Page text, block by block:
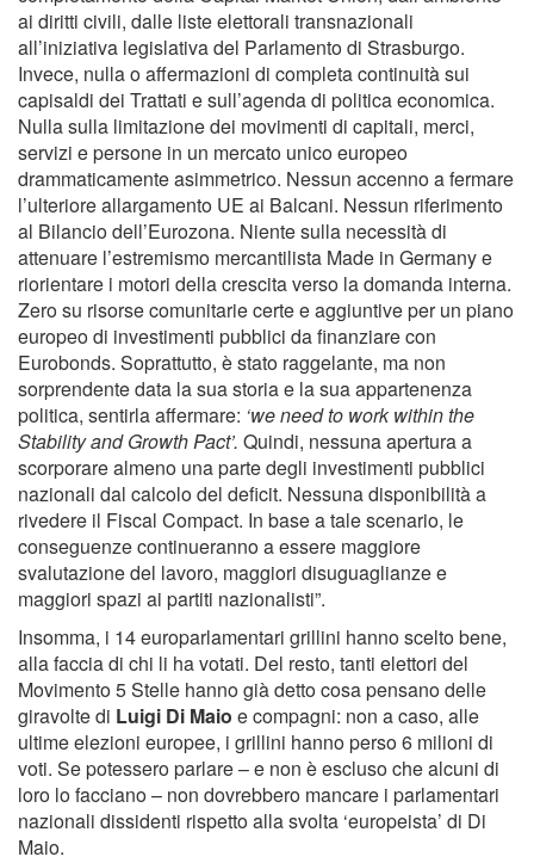
ai diritti civili, dalle liste elettorali transnazionali
all’iniziativa legislativa del Parlamento di Strasburgo.
Invece, nulla o affermazioni di completa continuità sui
capisaldi dei Trattati e sull’agenda di politica economica.
Nulla sulla limitazione dei movimenti di capitali, merci,
servizi e persone in un mercato unico europeo
drammaticamente asimmetrico. Nessun accenno a fermare
l’ulteriore allargamento UE ai Balcani. Nessun riferimento
al Bilancio dell’Eurozona. Niente sulla necessità di
attenuare l’estremismo mercantilista Made in Germany e
riorientare i motori della crescita verso la domanda interna.
Zero su risorse comunitarie certe e aggiuntive per un piano
europeo di investimenti pubblici da finanziare con
Eurobonds. Soprattutto, è stato raggelante, ma non
sorprendente data la sua storia e la sua appartenenza
politica, sentirla affermare: ‘we need to work within the
Stability and Growth Pact’. Quindi, nessuna apertura a
scorporare almeno una parte degli investimenti pubblici
nazionali dal calcolo del deficit. Nessuna disponibilità a
rivedere il Fiscal Compact. In base a tale scenario, le
conseguenze continueranno a essere maggiore
svalutazione del lavoro, maggiori disuguaglianze e
maggiori spazi ai partiti nazionalisti”.
Insomma, i 14 europarlamentari grillini hanno scelto bene,
alla faccia di chi li ha votati. Del resto, tanti elettori del
Movimento 5 Stelle hanno già detto cosa pensano delle
giravolte di Luigi Di Maio e compagni: non a caso, alle
ultime elezioni europee, i grillini hanno perso 6 milioni di
voti. Se potessero parlare – e non è escluso che alcuni di
loro lo facciano – non dovrebbero mancare i parlamentari
nazionali dissidenti rispetto alla svolta ‘europeista’ di Di
Maio.